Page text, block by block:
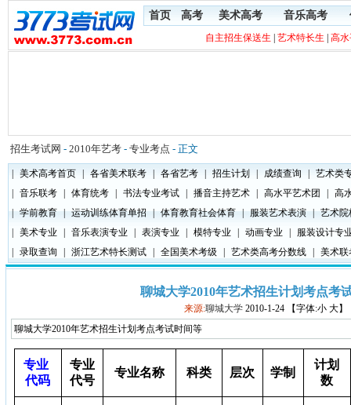
首页 高考 美术高考 音乐高考
自主招生保送生 艺术特长生 高
招生考试网 - 2010年艺考 - 专业考点 - 正文
美术高考首页 各省美术联考 各省艺考 招生计划 成绩查询
艺术类
音乐联考 体育统考 书法专业考试 播音主持艺术 高水平艺术团
高
学前教育 运动训练体育单招 体育教育社会体育 服装艺术表演
艺术院
美术专业 音乐表演专业 表演专业 模特专业 动画专业
服装设计专
录取查询 浙江艺术特长测试 全国美术考级 艺术类高考分数线 美术联
聊城大学2010年艺术招生计划考点考
来源:聊城大学 2010-1-24 【字体:小 大】
聊城大学2010年艺术招生计划考点考试时间等
专业
代码
专业
代号
专业名称 科类 层次 学制
计划
数